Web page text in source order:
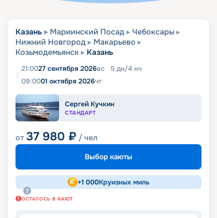
Казань Мариинский Посад
Чебоксары
Нижний Новгород
Макарьево
Козьмодемьянск
Казань
21:0027 сентября 2026вс 5 дн/4 нч
09:0001 октября 2026чт
Сергей Кучкин
СТАНДАРТ
от37 980 ₽ / чел
Выбор каюты
+1 000Круизных миль
ОСТАЛОСЬ 8 КАЮТ